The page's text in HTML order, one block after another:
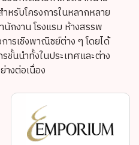
รับโครงการในหลากหลาย
กงาน โรงแรม ห้างสรรพ
รเชิงพาณิชย์ต่าง ๆ โดยได้
นนำทั้งในประเทศและต่าง
างต่อเนื่อง